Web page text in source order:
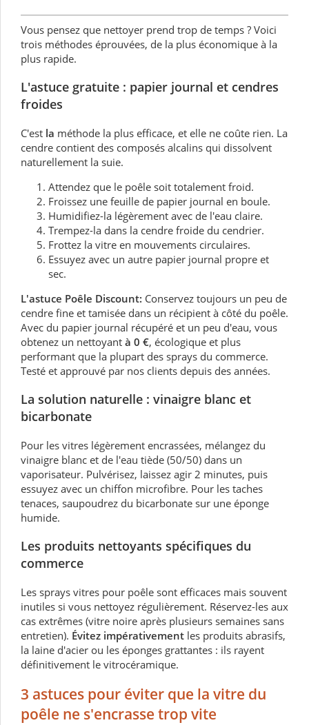
Vous pensez que nettoyer prend trop de temps ? Voici
trois méthodes éprouvées, de la plus économique à la
plus rapide.
L'astuce gratuite : papier journal et cendres
froides
C'est la méthode la plus efficace, et elle ne coûte rien. La
cendre contient des composés alcalins qui dissolvent
naturellement la suie.
Attendez que le poêle soit totalement froid.
Froissez une feuille de papier journal en boule.
Humidifiez-la légèrement avec de l'eau claire.
Trempez-la dans la cendre froide du cendrier.
Frottez la vitre en mouvements circulaires.
Essuyez avec un autre papier journal propre et
sec.
L'astuce Poêle Discount: Conservez toujours un peu de
cendre fine et tamisée dans un récipient à côté du poêle.
Avec du papier journal récupéré et un peu d'eau, vous
obtenez un nettoyant à 0 €, écologique et plus
performant que la plupart des sprays du commerce.
Testé et approuvé par nos clients depuis des années.
La solution naturelle : vinaigre blanc et
bicarbonate
Pour les vitres légèrement encrassées, mélangez du
vinaigre blanc et de l'eau tiède (50/50) dans un
vaporisateur. Pulvérisez, laissez agir 2 minutes, puis
essuyez avec un chiffon microfibre. Pour les taches
tenaces, saupoudrez du bicarbonate sur une éponge
humide.
Les produits nettoyants spécifiques du
commerce
Les sprays vitres pour poêle sont efficaces mais souvent
inutiles si vous nettoyez régulièrement. Réservez-les aux
cas extrêmes (vitre noire après plusieurs semaines sans
entretien). Évitez impérativement les produits abrasifs,
la laine d'acier ou les éponges grattantes : ils rayent
définitivement le vitrocéramique.
3 astuces pour éviter que la vitre du
poêle ne s'encrasse trop vite